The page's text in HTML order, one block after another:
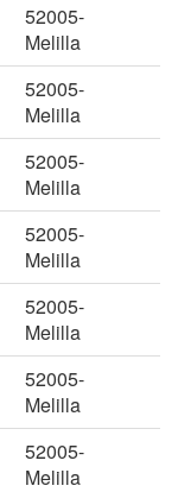
52005-
Melilla
52005-
Melilla
52005-
Melilla
52005-
Melilla
52005-
Melilla
52005-
Melilla
52005-
Melilla